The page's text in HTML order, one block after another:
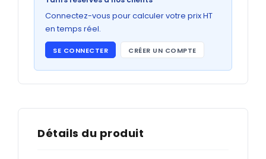
Plans
Panneaux
ADHÉSIFS
Étiquettes adhésives
Connectez-vous pour calculer votre prix HT
en temps réel.
SE CONNECTER CRÉER UN COMPTE
Détails du produit